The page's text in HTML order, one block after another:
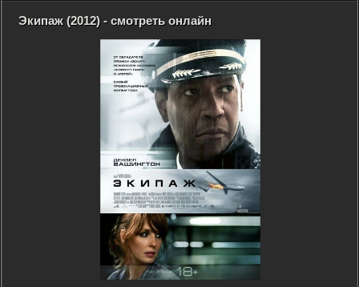
Экипаж (2012) - смотреть онлайн